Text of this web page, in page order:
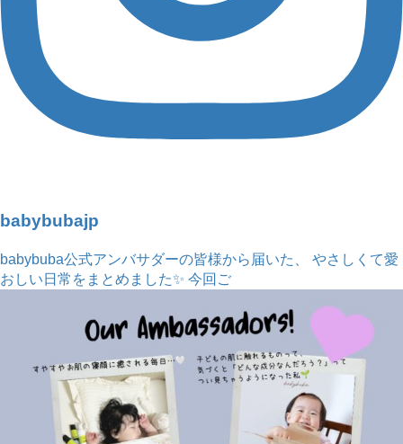
babybubajp
babybuba公式アンバサダーの皆様から届いた、 やさしくて愛
おしい日常をまとめました✨ 今回ご